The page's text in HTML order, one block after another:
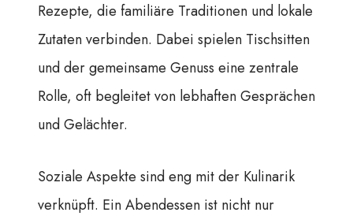
Rezepte, die familiäre Traditionen und lokale
Zutaten verbinden. Dabei spielen Tischsitten
und der gemeinsame Genuss eine zentrale
Rolle, oft begleitet von lebhaften Gesprächen
und Gelächter.
Soziale Aspekte sind eng mit der Kulinarik
verknüpft. Ein Abendessen ist nicht nur